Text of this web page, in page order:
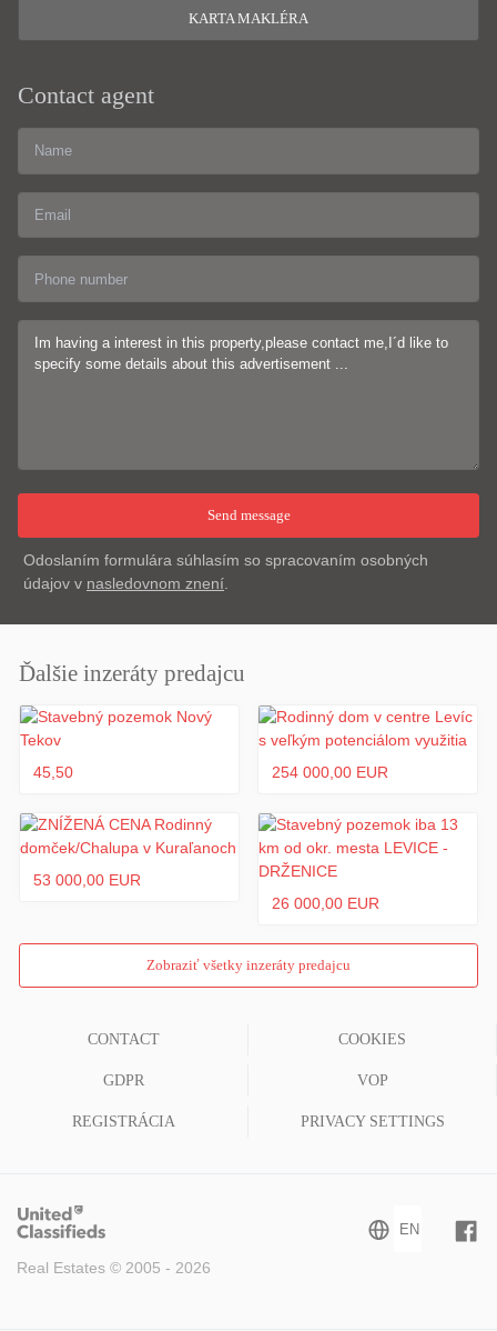
KARTA MAKLÉRA
Contact agent
Odoslaním formulára súhlasím so spracovaním osobných
údajov v nasledovnom znení.
Ďalšie inzeráty predajcu
45,50 254 000,00 EUR
53 000,00 EUR
26 000,00 EUR
Zobraziť všetky inzeráty predajcu
CONTACT COOKIES
GDPR VOP
REGISTRÁCIA PRIVACY SETTINGS
Real Estates © 2005 - 2026